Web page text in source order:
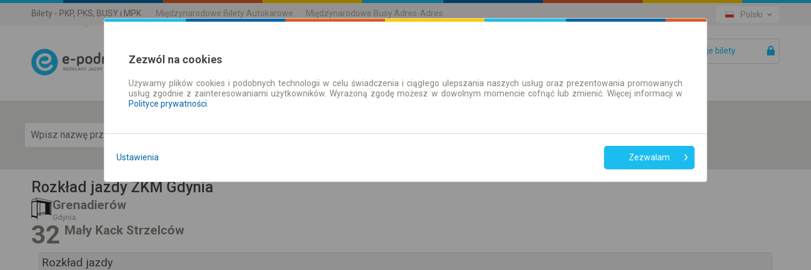
Bilety - PKP, PKS, BUSY i MPK Międzynarodowe Bilety Autokarowe Międzynarodowe Busy Adres-Adres Polski
Twoje bilety
Rozkład Jazdy | Bilety Bilety okresowe
Pokaż rozkład
Rozkład jazdy ZKM Gdynia
Grenadierów
Gdynia
32 Mały Kack Strzelców
Rozkład jazdy
Zezwól na cookies
Używamy plików cookies i podobnych technologii w celu świadczenia i ciągłego ulepszania naszych usług oraz prezentowania promowanych
usług zgodnie z zainteresowaniami użytkowników. Wyrażoną zgodę możesz w dowolnym momencie cofnąć lub zmienić. Więcej informacji w
Polityce prywatności
Ustawienia Zezwalam